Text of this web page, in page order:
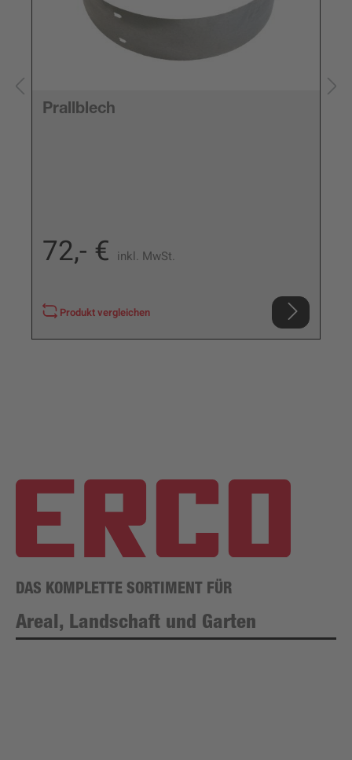
Prallblech
72,- € inkl. MwSt.
Produkt vergleichen
DAS KOMPLETTE SORTIMENT FÜR
Areal, Landschaft und Garten